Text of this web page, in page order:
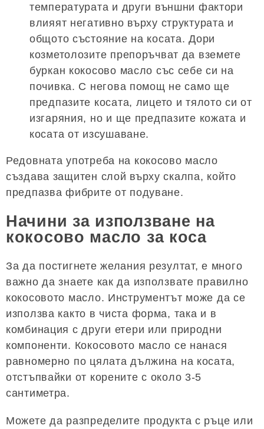
температурата и други външни фактори
влияят негативно върху структурата и
общото състояние на косата. Дори
козметолозите препоръчват да вземете
буркан кокосово масло със себе си на
почивка. С негова помощ не само ще
предпазите косата, лицето и тялото си от
изгаряния, но и ще предпазите кожата и
косата от изсушаване.
Редовната употреба на кокосово масло
създава защитен слой върху скалпа, който
предпазва фибрите от подуване.
Начини за използване на
кокосово масло за коса
За да постигнете желания резултат, е много
важно да знаете как да използвате правилно
кокосовото масло. Инструментът може да се
използва както в чиста форма, така и в
комбинация с други етери или природни
компоненти. Кокосовото масло се нанася
равномерно по цялата дължина на косата,
отстъпвайки от корените с около 3-5
сантиметра.
Можете да разпределите продукта с ръце или